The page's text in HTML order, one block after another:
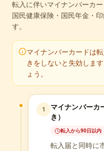
転入に伴いマイナンバーカ
国民健康保険・国民年金・
す。
マイナンバーカードは
きをしないと失効しま
ょう。
1
マイナンバーカ
き）
転入から90日以内
転入届と同時に